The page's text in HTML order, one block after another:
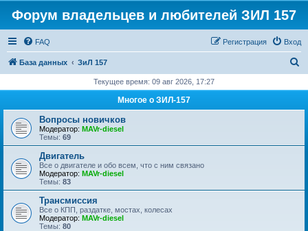
Форум владельцев и любителей ЗИЛ 157
FAQ Вход
Регистрация
База данных ЗиЛ 157
с
Текущее время: 09 авг 2026, 17:27
Многое о ЗИЛ-157
Вопросы новичков
Модератор: MAVr-diesel
Темы: 69
Двигатель
Все о двигателе и обо всем, что с ним связано
Модератор: MAVr-diesel
Темы: 83
Трансмиссия
Все о КПП, раздатке, мостах, колесах
Модератор: MAVr-diesel
Темы: 80